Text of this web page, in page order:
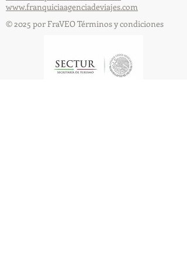
www.franquiciaagenciadeviajes.com
© 2025 por FraVEO Términos y condiciones